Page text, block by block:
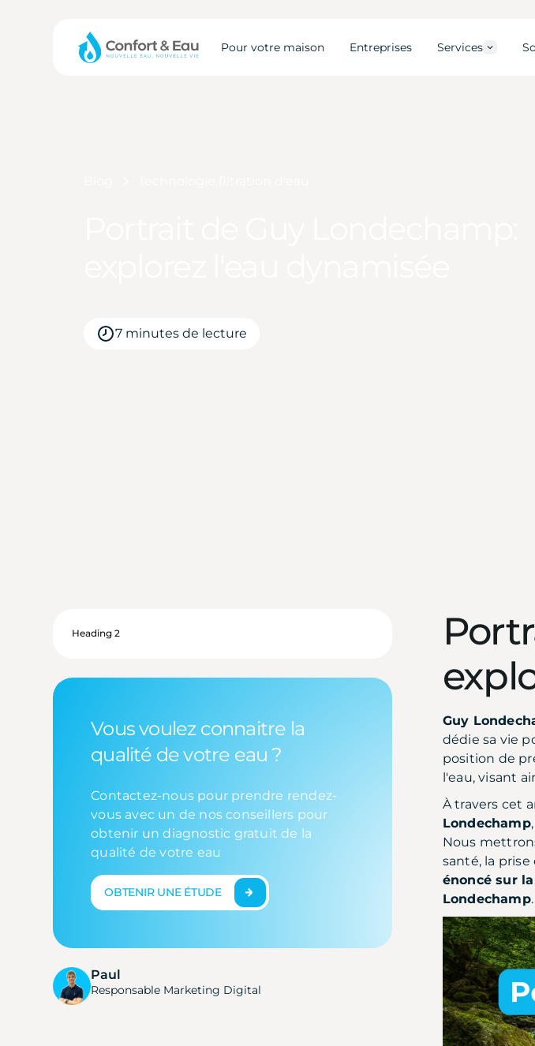
Pour votre maison Entreprises Services
7 minutes de lecture
Heading 2
Vous voulez connaitre la
qualité de votre eau ?
Contactez-nous pour prendre rendez-
vous avec un de nos conseillers pour
obtenir un diagnostic gratuit de la
qualité de votre eau
OBTENIR UNE ÉTUDE
Paul
Responsable Marketing Digital
Guy
dédie sa vie
position de
l'eau, visant
À travers cet
Londechamp
Nous
santé, la
énoncé sur
Londechamp.